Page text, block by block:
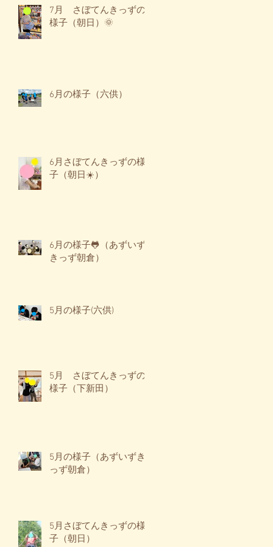
7月 さぼてんきっずの
様子（朝日）🌞
6月の様子（六供）
6月さぼてんきっずの様
子（朝日☀️）
6月の様子🐸（あずいず
きっず朝倉）
5月の様子(六供)
5月 さぼてんきっずの
様子（下新田）
5月の様子（あずいずき
っず朝倉）
5月さぼてんきっずの様
子（朝日）